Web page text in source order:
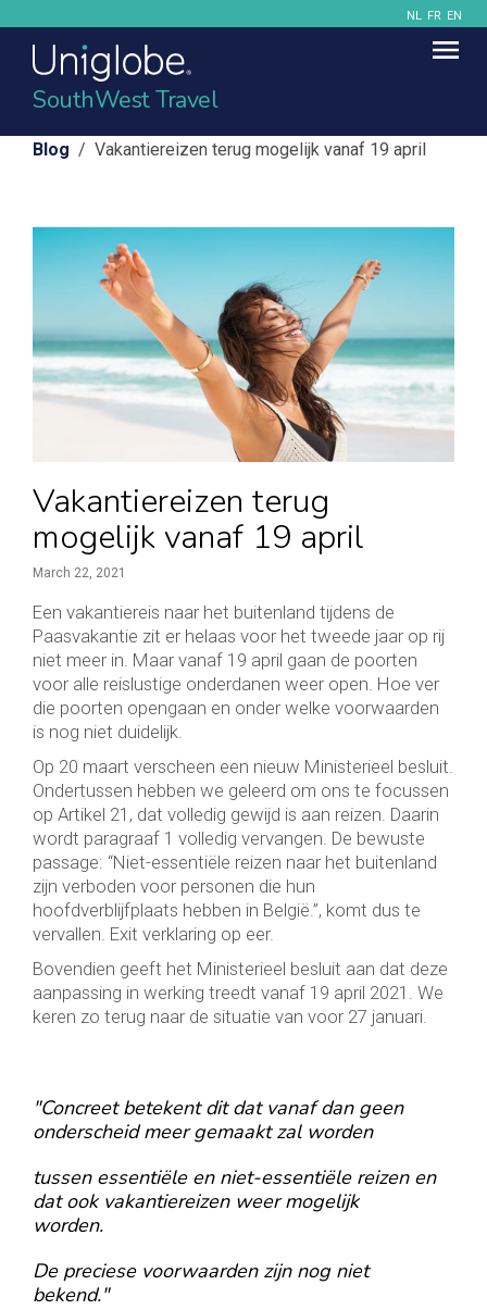
NL FR EN
SouthWest Travel
Blog / Vakantiereizen terug mogelijk vanaf 19 april
Vakantiereizen terug
mogelijk vanaf 19 april
March 22, 2021
Een vakantiereis naar het buitenland tijdens de
Paasvakantie zit er helaas voor het tweede jaar op rij
niet meer in. Maar vanaf 19 april gaan de poorten
voor alle reislustige onderdanen weer open. Hoe ver
die poorten opengaan en onder welke voorwaarden
is nog niet duidelijk.
Op 20 maart verscheen een nieuw Ministerieel besluit.
Ondertussen hebben we geleerd om ons te focussen
op Artikel 21, dat volledig gewijd is aan reizen. Daarin
wordt paragraaf 1 volledig vervangen. De bewuste
passage: “Niet-essentiële reizen naar het buitenland
zijn verboden voor personen die hun
hoofdverblijfplaats hebben in België.”, komt dus te
vervallen. Exit verklaring op eer.
Bovendien geeft het Ministerieel besluit aan dat deze
aanpassing in werking treedt vanaf 19 april 2021. We
keren zo terug naar de situatie van voor 27 januari.
"Concreet betekent dit dat vanaf dan geen
onderscheid meer gemaakt zal worden
tussen essentiële en niet-essentiële reizen en
dat ook vakantiereizen weer mogelijk
worden.
De preciese voorwaarden zijn nog niet
bekend."